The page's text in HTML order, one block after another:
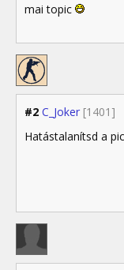
mai topic
#2 C_Joker [1401]
Hatástalanítsd a